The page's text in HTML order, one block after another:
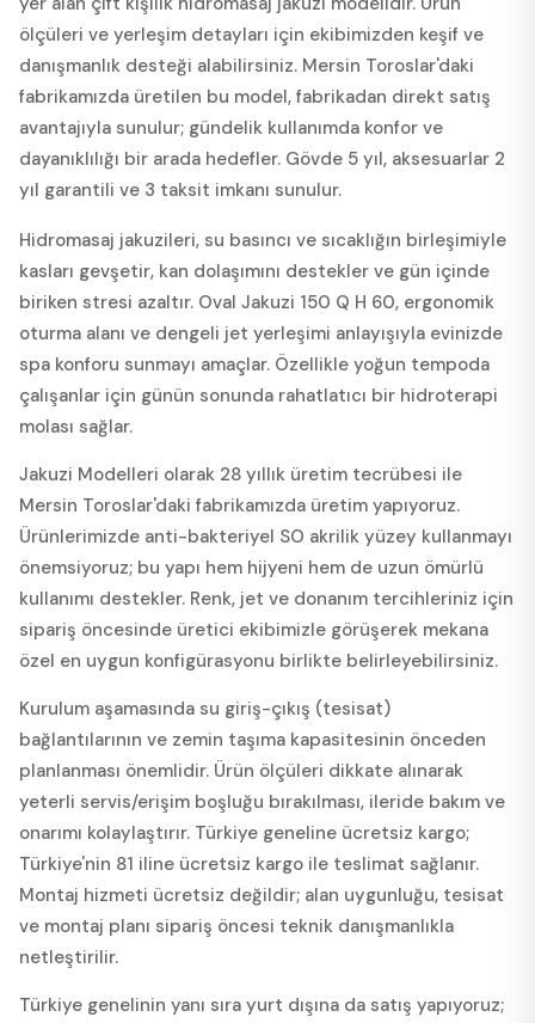
ölçüleri ve yerleşim detayları için ekibimizden keşif ve
danışmanlık desteği alabilirsiniz. Mersin Toroslar'daki
fabrikamızda üretilen bu model, fabrikadan direkt satış
avantajıyla sunulur; gündelik kullanımda konfor ve
dayanıklılığı bir arada hedefler. Gövde 5 yıl, aksesuarlar 2
yıl garantili ve 3 taksit imkanı sunulur.
Hidromasaj jakuzileri, su basıncı ve sıcaklığın birleşimiyle
kasları gevşetir, kan dolaşımını destekler ve gün içinde
biriken stresi azaltır. Oval Jakuzi 150 Q H 60, ergonomik
oturma alanı ve dengeli jet yerleşimi anlayışıyla evinizde
spa konforu sunmayı amaçlar. Özellikle yoğun tempoda
çalışanlar için günün sonunda rahatlatıcı bir hidroterapi
molası sağlar.
Jakuzi Modelleri olarak 28 yıllık üretim tecrübesi ile
Mersin Toroslar'daki fabrikamızda üretim yapıyoruz.
Ürünlerimizde anti-bakteriyel SO akrilik yüzey kullanmayı
önemsiyoruz; bu yapı hem hijyeni hem de uzun ömürlü
kullanımı destekler. Renk, jet ve donanım tercihleriniz için
sipariş öncesinde üretici ekibimizle görüşerek mekana
özel en uygun konfigürasyonu birlikte belirleyebilirsiniz.
Kurulum aşamasında su giriş-çıkış (tesisat)
bağlantılarının ve zemin taşıma kapasitesinin önceden
planlanması önemlidir. Ürün ölçüleri dikkate alınarak
yeterli servis/erişim boşluğu bırakılması, ileride bakım ve
onarımı kolaylaştırır. Türkiye geneline ücretsiz kargo;
Türkiye'nin 81 iline ücretsiz kargo ile teslimat sağlanır.
Montaj hizmeti ücretsiz değildir; alan uygunluğu, tesisat
ve montaj planı sipariş öncesi teknik danışmanlıkla
netleştirilir.
Türkiye genelinin yanı sıra yurt dışına da satış yapıyoruz;